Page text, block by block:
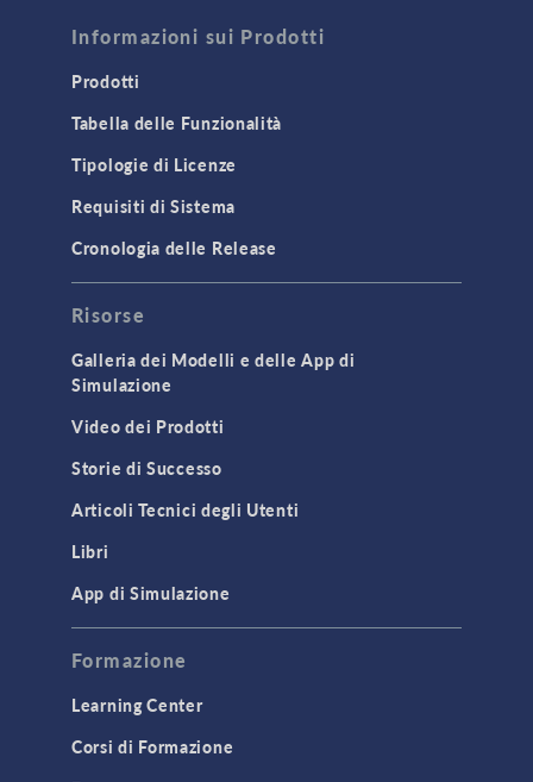
COMSOL 6.1 Update 1 (6.1.0.282)
COMSOL 6.1
COMSOL 6.0(6.0.0.312)
COMSOL 5.6 Update 2(5.6.0.401)
COMSOL 5.6 Update 1
COMSOL 5.6
COMSOL 5.5 Update 3
COMSOL 5.5 Update 2
COMSOL 5.5 Update 1
COMSOL 5.5
Informazioni sui Prodotti
Prodotti
Tabella delle Funzionalità
Tipologie di Licenze
Requisiti di Sistema
Cronologia delle Release
Risorse
Galleria dei Modelli e delle App di
Simulazione
Video dei Prodotti
Storie di Successo
Articoli Tecnici degli Utenti
Libri
App di Simulazione
Formazione
Learning Center
Corsi di Formazione